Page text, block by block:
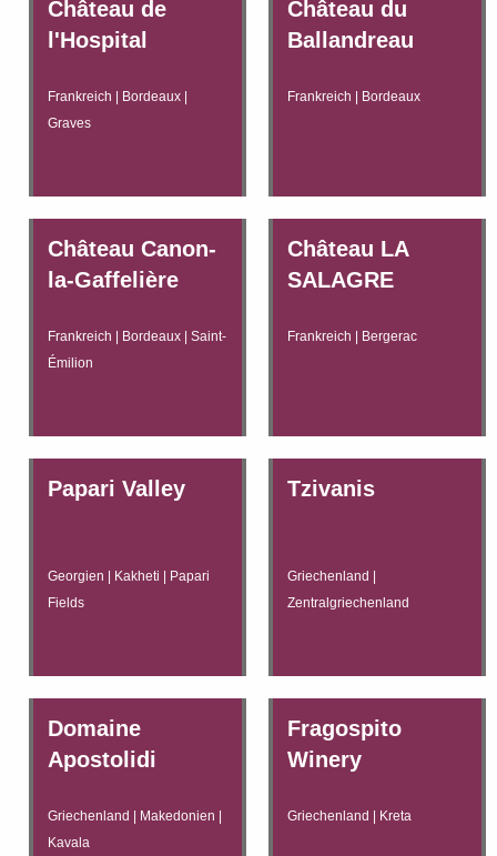
Château de
l'Hospital
Frankreich | Bordeaux |
Graves
Château du
Ballandreau
Frankreich | Bordeaux
Château Canon-
la-Gaffelière
Frankreich | Bordeaux | Saint-
Émilion
Château LA
SALAGRE
Frankreich | Bergerac
Papari Valley
Georgien | Kakheti | Papari
Fields
Tzivanis
Griechenland |
Zentralgriechenland
Domaine
Apostolidi
Griechenland | Makedonien |
Kavala
Fragospito
Winery
Griechenland | Kreta